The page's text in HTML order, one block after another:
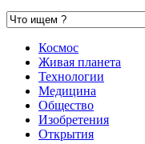
Космос
Живая планета
Технологии
Медицина
Общество
Изобретения
Открытия